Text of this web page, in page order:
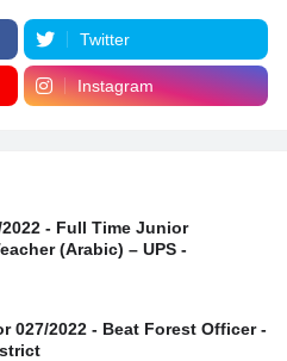
Twitter
Instagram
- Full Time Junior
(Arabic) – UPS -
027/2022 - Beat Forest Officer -